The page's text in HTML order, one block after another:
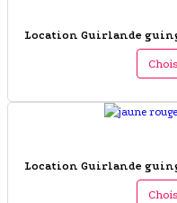
Location Guirlande
Location Guirlande